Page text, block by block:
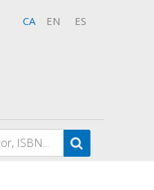
CA EN ES